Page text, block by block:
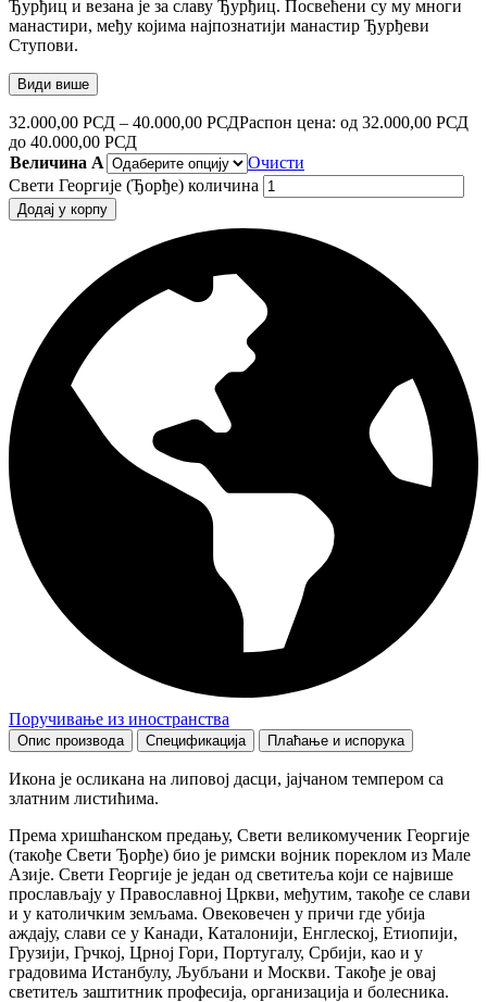
Ђурђиц и везана је за славу Ђурђиц. Посвећени су му многи
манастири, међу којима најпознатији манастир Ђурђеви
Ступови.
Види више
32.000,00 РСД – 40.000,00 РСДРаспон цена: од 32.000,00 РСД
до 40.000,00 РСД
Величина А
Очисти
Свети Георгије (Ђорђе) количина
Додај у корпу
Поручивање из иностранства
Опис производа Спецификација Плаћање и испорука
Икона је осликана на липовој дасци, јајчаном темпером са
златним листићима.
Према хришћанском предању, Свети великомученик Георгије
(такође Свети Ђорђе) био је римски војник пореклом из Мале
Азије. Свети Георгије је један од светитеља који се највише
прослављају у Православној Цркви, међутим, такође се слави
и у католичким земљама. Овековечен у причи где убија
аждају, слави се у Канади, Каталонији, Енглеској, Етиопији,
Грузији, Грчкој, Црној Гори, Португалу, Србији, као и у
градовима Истанбулу, Љубљани и Москви. Такође је овај
светитељ заштитник професија, организација и болесника.